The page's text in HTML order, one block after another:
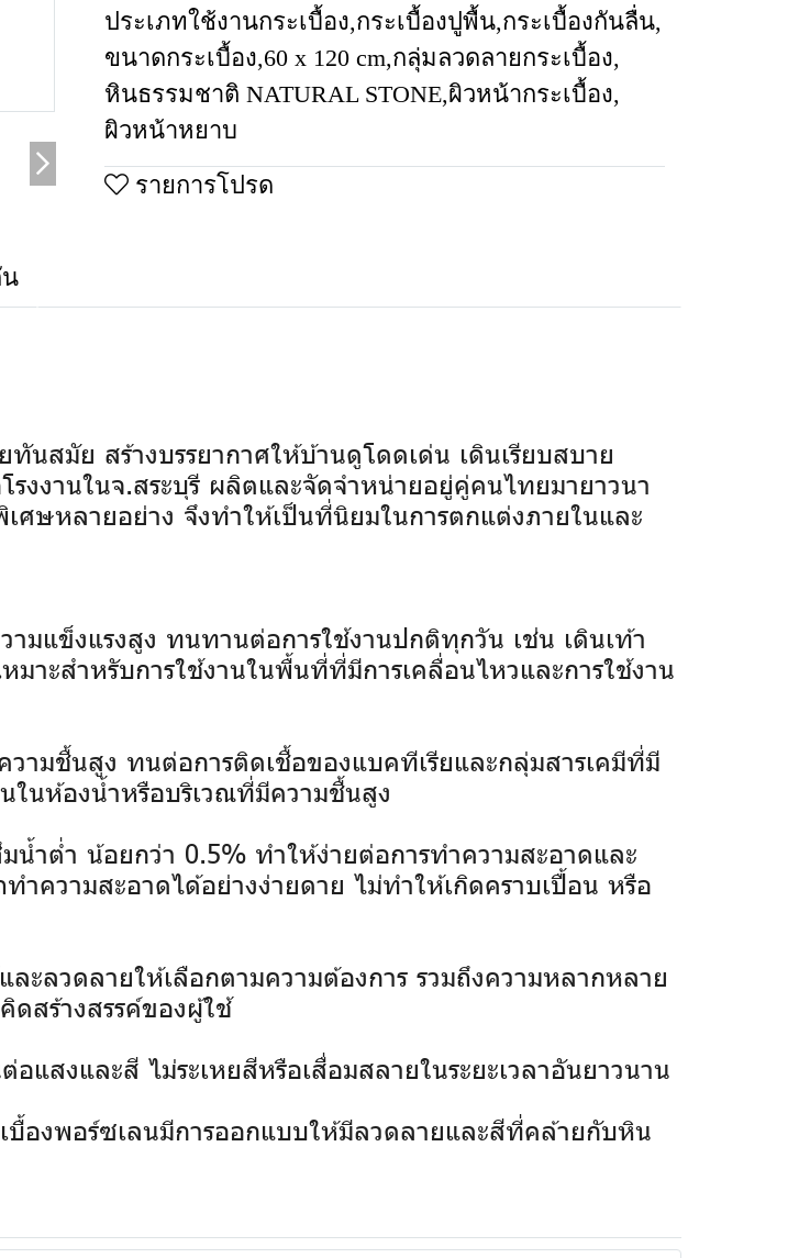
ประเภทใช้งานกระเบื้อง,กระเบื้องปูพื้น,กระเบื้องกันลื่น,
ขนาดกระเบื้อง,60 x 120 cm,กลุ่มลวดลายกระเบื้อง,
หินธรรมชาติ NATURAL STONE,ผิวหน้ากระเบื้อง,
ผิวหน้าหยาบ
รายการโปรด
นสมัย สร้างบรรยากาศให้บ้านดูโดดเด่น เดินเรียบสบาย
งงานในจ.สระบุรี ผลิตและจัดจำหน่ายอยู่คู่คนไทยมายาวนา
ษหลายอย่าง จึงทำให้เป็นที่นิยมในการตกแต่งภายในและ
ามแข็งแรงสูง ทนทานต่อการใช้งานปกติทุกวัน เช่น เดินเท้า
าะสำหรับการใช้งานในพื้นที่ที่มีการเคลื่อนไหวและการใช้งาน
วามชื้นสูง ทนต่อการติดเชื้อของแบคทีเรียและกลุ่มสารเคมีที่มี
ในห้องน้ำหรือบริเวณที่มีความชื้นสูง
น้ำต่ำ น้อยกว่า 0.5% ทำให้ง่ายต่อการทำความสะอาดและ
ำความสะอาดได้อย่างง่ายดาย ไม่ทำให้เกิดคราบเปื้อน หรือ
ะลวดลายให้เลือกตามความต้องการ รวมถึงความหลากหลาย
ดสร้างสรรค์ของผู้ใช้
แสงและสี ไม่ระเหยสีหรือเสื่อมสลายในระยะเวลาอันยาวนาน
บื้องพอร์ซเลนมีการออกแบบให้มีลวดลายและสีที่คล้ายกับหิน